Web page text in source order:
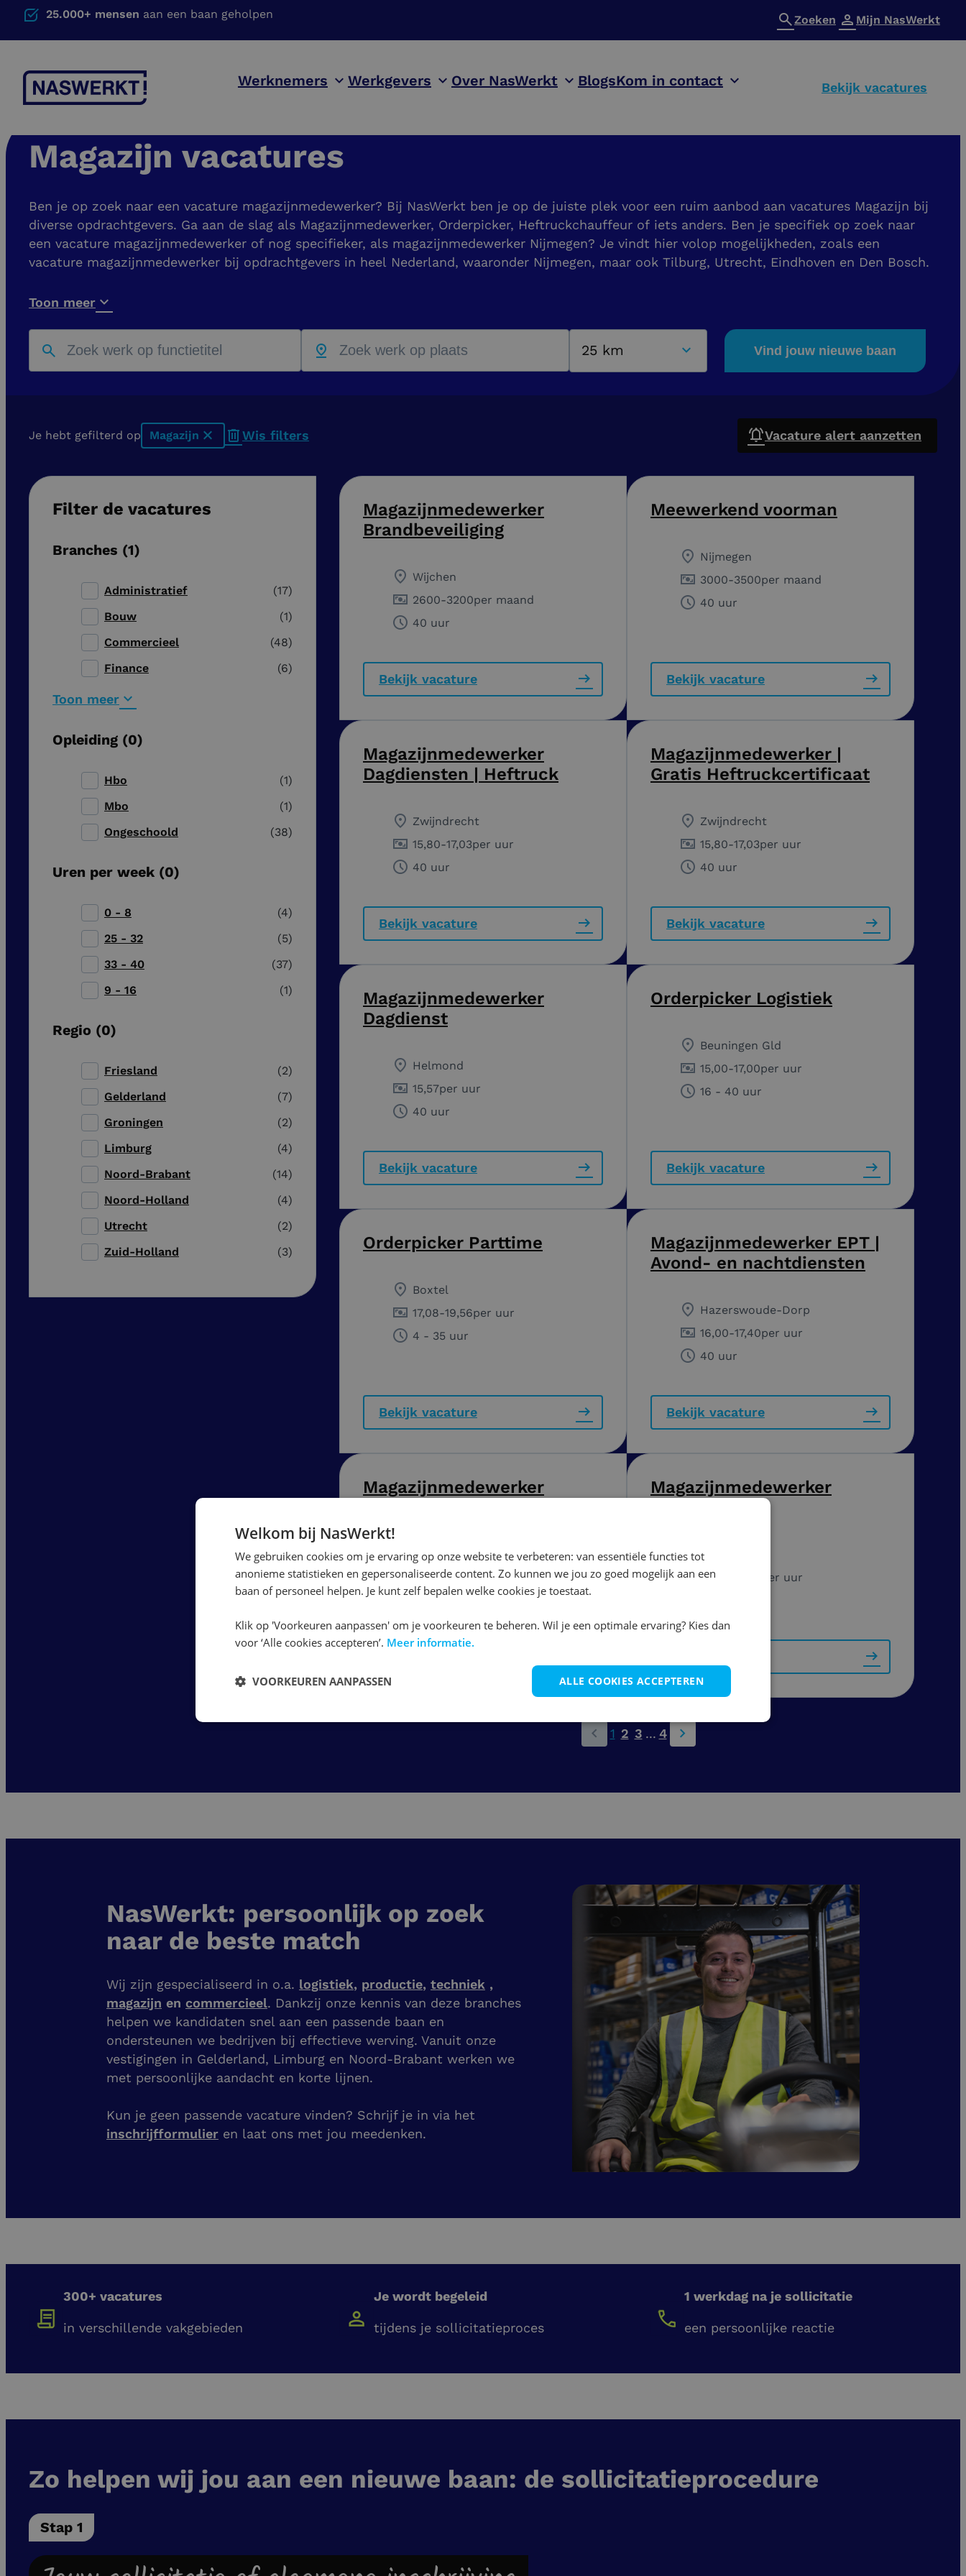
25.000+ mensen aan een baan geholpen Zoeken Mijn NasWerkt
Werknemers Werkgevers Over NasWerkt BlogsKom in contact Bekijk vacatures
Magazijn vacatures
Ben je op zoek naar een vacature magazijnmedewerker? Bij NasWerkt ben je op de juiste plek voor een ruim aanbod aan vacatures Magazijn bij
diverse opdrachtgevers. Ga aan de slag als Magazijnmedewerker, Orderpicker, Heftruckchauffeur of iets anders. Ben je specifiek op zoek naar
een vacature magazijnmedewerker of nog specifieker, als magazijnmedewerker Nijmegen? Je vindt hier volop mogelijkheden, zoals een
vacature magazijnmedewerker bij opdrachtgevers in heel Nederland, waaronder Nijmegen, maar ook Tilburg, Utrecht, Eindhoven en Den Bosch.
Toon meer
25 km Vind jouw nieuwe baan
Je hebt gefilterd op Magazijn Wis filters Vacature alert aanzetten
Filter de vacatures
Branches 1
Administratief
17
Bouw
1
Commercieel
48
Finance
6
Toon meer
Opleiding 0
Hbo
1
Mbo
1
Ongeschoold
38
Uren per week 0
0 - 8
4
25 - 32
5
33 - 40
37
9 - 16
1
Regio 0
Friesland
2
Gelderland
7
Groningen
2
Limburg
4
Noord-Brabant
14
Noord-Holland
4
Utrecht
2
Zuid-Holland
3
Magazijnmedewerker
Brandbeveiliging
Wijchen
2600-3200per maand
40 uur
Bekijk vacature
Meewerkend voorman
Nijmegen
3000-3500per maand
40 uur
Bekijk vacature
Magazijnmedewerker
Dagdiensten | Heftruck
Zwijndrecht
15,80-17,03per uur
40 uur
Bekijk vacature
Magazijnmedewerker |
Gratis Heftruckcertificaat
Zwijndrecht
15,80-17,03per uur
40 uur
Bekijk vacature
Magazijnmedewerker
Dagdienst
Helmond
15,57per uur
40 uur
Bekijk vacature
Orderpicker Logistiek
Beuningen Gld
15,00-17,00per uur
16 - 40 uur
Bekijk vacature
Orderpicker Parttime
Boxtel
17,08-19,56per uur
4 - 35 uur
Bekijk vacature
Magazijnmedewerker EPT |
Avond- en nachtdiensten
Hazerswoude-Dorp
16,00-17,40per uur
40 uur
Bekijk vacature
Magazijnmedewerker
Amsterdam
16,37-17,03per uur
40 uur
Magazijnmedewerker
Venlo
14,99
per uur
1 2 3 ... 4
NasWerkt: persoonlijk op zoek
naar de beste match
Wij zijn gespecialiseerd in o.a. logistiek, productie, techniek ,
magazijn en commercieel. Dankzij onze kennis van deze branches
helpen we kandidaten snel aan een passende baan en
ondersteunen we bedrijven bij effectieve werving. Vanuit onze
vestigingen in Gelderland, Limburg en Noord-Brabant werken we
met persoonlijke aandacht en korte lijnen.
Kun je geen passende vacature vinden? Schrijf je in via het
inschrijfformulier en laat ons met jou meedenken.
300+ vacatures
in verschillende vakgebieden
Je wordt begeleid
tijdens je sollicitatieproces
1 werkdag na je sollicitatie
een persoonlijke reactie
Zo helpen wij jou aan een nieuwe baan: de sollicitatieprocedure
Stap 1
Welkom bij NasWerkt!
We gebruiken cookies om je ervaring op onze website te verbeteren: van essentiële functies tot
anonieme statistieken en gepersonaliseerde content. Zo kunnen we jou zo goed mogelijk aan een
baan of personeel helpen. Je kunt zelf bepalen welke cookies je toestaat.
Klik op 'Voorkeuren aanpassen' om je voorkeuren te beheren. Wil je een optimale ervaring? Kies dan
voor ‘Alle cookies accepteren’. Meer informatie.
ALLE COOKIES ACCEPTEREN
VOORKEUREN AANPASSEN